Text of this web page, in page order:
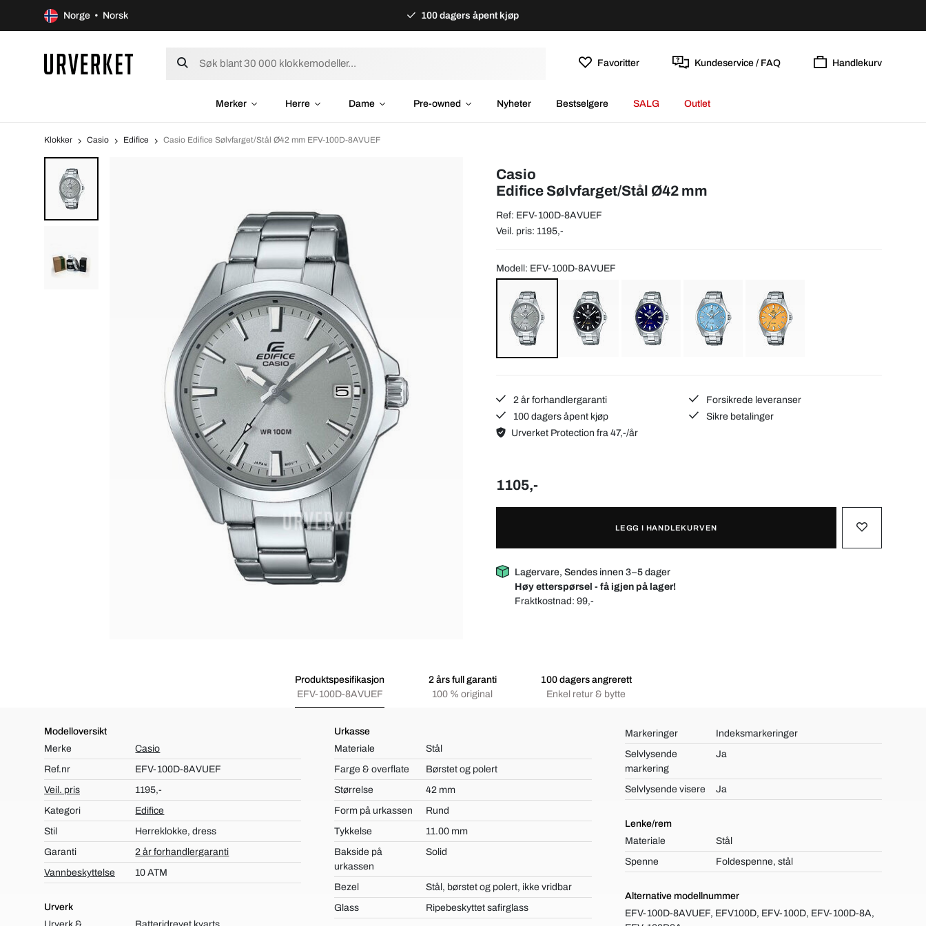
Norge • Norsk 100 dagers åpent kjøp
Favoritter Kundeservice / FAQ Handlekurv
Merker Herre Dame Pre-owned Nyheter Bestselgere SALG Outlet
Klokker Casio Edifice Casio Edifice Sølvfarget/Stål Ø42 mm EFV-100D-8AVUEF
Casio
Edifice Sølvfarget/Stål Ø42 mm
Ref: EFV-100D-8AVUEF
Veil. pris: 1195,-
Modell: EFV-100D-8AVUEF
2 år forhandlergaranti
Forsikrede leveranser
100 dagers åpent kjøp
Sikre betalinger
Urverket Protection fra 47,-/år
1105,-
LEGG I HANDLEKURVEN
Lagervare, Sendes innen 3–5 dager
Høy etterspørsel - få igjen på lager!
Fraktkostnad:99,-
Produktspesifikasjon
EFV-100D-8AVUEF
2 års full garanti
100 % original
100 dagers angrerett
Enkel retur & bytte
Modelloversikt
Merke
Casio
Ref.nr
EFV-100D-8AVUEF
Veil. pris
1195,-
Kategori
Edifice
Stil
Herreklokke, dress
Garanti
2 år forhandlergaranti
Vannbeskyttelse
10 ATM
Urverk
Urkasse
Materiale
Stål
Farge & overflate
Børstet og polert
Størrelse
42 mm
Form på urkassen
Rund
Tykkelse
11.00 mm
Bakside på
urkassen
Solid
Bezel
Stål, børstet og polert, ikke vridbar
Glass
Ripebeskyttet safirglass
Markeringer
Indeksmarkeringer
Selvlysende
markering
Ja
Selvlysende visere Ja
Lenke/rem
Materiale
Stål
Spenne
Foldespenne, stål
Alternative modellnummer
EFV-100D-8AVUEF, EFV100D, EFV-100D, EFV-100D-8A,